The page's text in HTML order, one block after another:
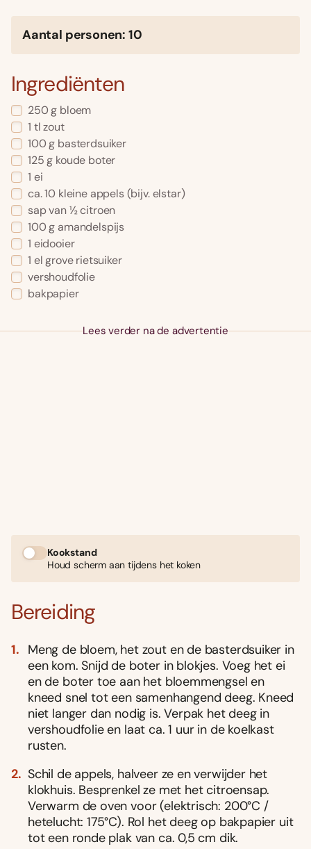
Aantal personen: 10
Ingrediënten
250 g bloem
1 tl zout
100 g basterdsuiker
125 g koude boter
1 ei
ca. 10 kleine appels (bijv. elstar)
sap van ½ citroen
100 g amandelspijs
1 eidooier
1 el grove rietsuiker
vershoudfolie
bakpapier
Lees verder na de advertentie
Kookstand
Houd scherm aan tijdens het koken
Bereiding
Meng de bloem, het zout en de basterdsuiker in
een kom. Snijd de boter in blokjes. Voeg het ei
en de boter toe aan het bloemmengsel en
kneed snel tot een samenhangend deeg. Kneed
niet langer dan nodig is. Verpak het deeg in
vershoudfolie en laat ca. 1 uur in de koelkast
rusten.
Schil de appels, halveer ze en verwijder het
klokhuis. Besprenkel ze met het citroensap.
Verwarm de oven voor (elektrisch: 200°C /
hetelucht: 175°C). Rol het deeg op bakpapier uit
tot een ronde plak van ca. 0,5 cm dik.